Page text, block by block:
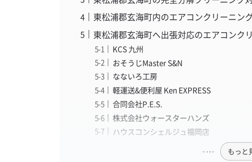
東松浦郡玄海町内のエアコンクリーニン
東松浦郡玄海町へ出張対応のエアコンク
KCS 九州
おそうじMaster S&N
なないろ工房
軽運送&便利屋 Ken EXPRESS
合同会社P.E.S.
株式会社ウォースターハンズ
ハウスコンシェルジュ福岡店
もっと